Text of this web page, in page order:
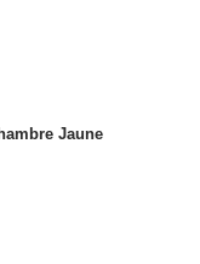
Jaune